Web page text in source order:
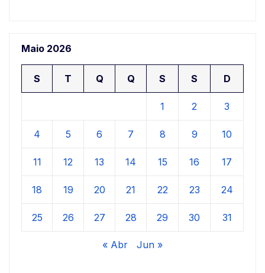
Maio 2026
S T Q Q S S D
1 2 3
4 5 6 7 8 9 10
11 12 13 14 15 16 17
18 19 20 21 22 23 24
25 26 27 28 29 30 31
« Abr Jun »